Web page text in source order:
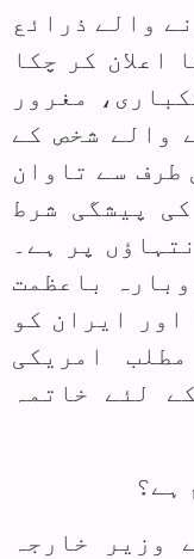
والے ذرائع
اعلان کر چکا
مغرور
والے شخص کے
طرف سے تاوان
پیشگی شرط
پر ہے۔
باعظمت
اور ایران کو
امریکی
لئے خاتمہ
ہے؟
وزیر خارجہ